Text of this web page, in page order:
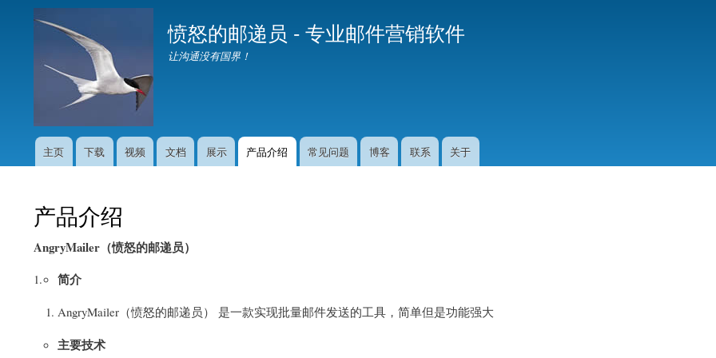
愤怒的邮递员 - 专业邮件营销软件
让沟通没有国界！
Main主页 下载 视频 文档 展示 产品介绍 常见问题 博客 联系 关于
产品介绍
AngryMailer （愤怒的邮递员）
简介
AngryMailer（愤怒的邮递员） 是一款实现批量邮件发送的工具，简单但是功能强大
主要技术